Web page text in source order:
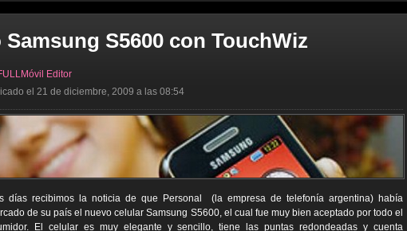
Samsung S5600 con TouchWiz
Editor
el 21 de diciembre, 2009 a las 08:54
días recibimos la noticia de que Personal (la empresa de telefonía argentina) había
de su país el nuevo celular Samsung S5600, el cual fue muy bien aceptado por todo el
El celular es muy elegante y sencillo, tiene las puntas redondeadas y cuenta